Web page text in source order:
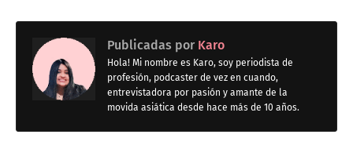
Publicadas por Karo
Hola! Mi nombre es Karo, soy periodista de
profesión, podcaster de vez en cuando,
entrevistadora por pasión y amante de la
movida asiática desde hace más de 10 años.